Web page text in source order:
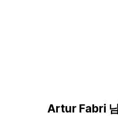
Artur Fabri 님